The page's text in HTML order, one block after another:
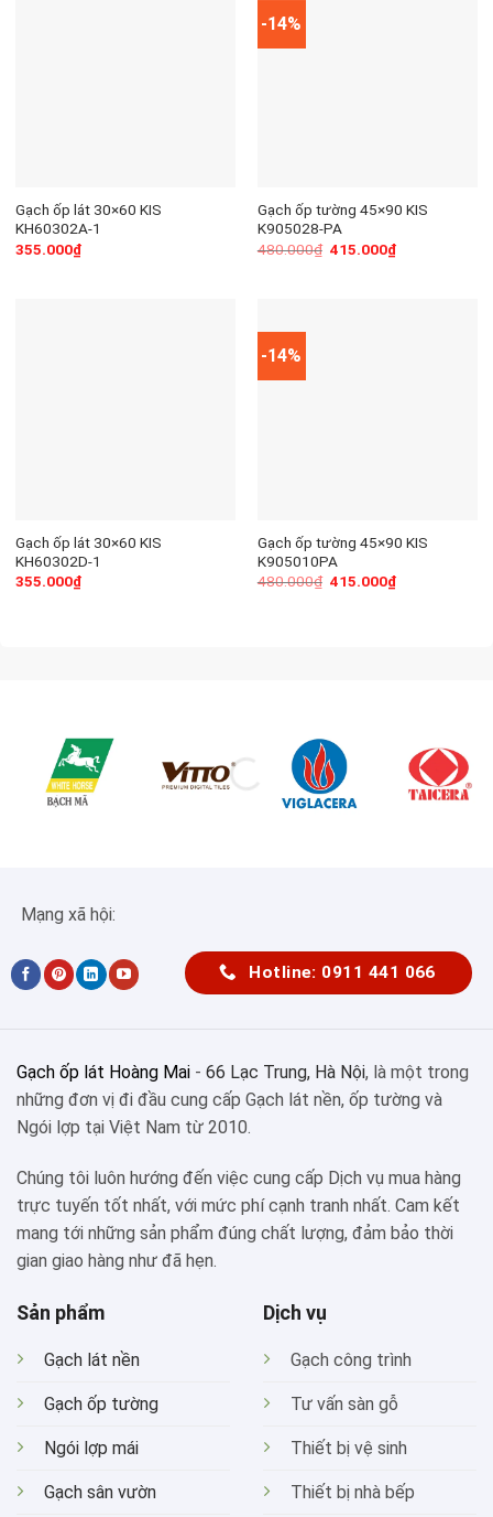
Gạch ốp lát 30×60 KIS
KH60302A-1
355.000₫
-14%
Gạch ốp tường 45×90 KIS
K905028-PA
480.000₫ 415.000₫
Gạch ốp lát 30×60 KIS
KH60302D-1
355.000₫
-14%
Gạch ốp tường 45×90 KIS
K905010PA
480.000₫ 415.000₫
Mạng xã hội:
Hotline: 0911 441 066
Gạch ốp lát Hoàng Mai - 66 Lạc Trung, Hà Nội, là một trong
những đơn vị đi đầu cung cấp Gạch lát nền, ốp tường và
Ngói lợp tại Việt Nam từ 2010.
Chúng tôi luôn hướng đến việc cung cấp Dịch vụ mua hàng
trực tuyến tốt nhất, với mức phí cạnh tranh nhất. Cam kết
mang tới những sản phẩm đúng chất lượng, đảm bảo thời
gian giao hàng như đã hẹn.
Sản phẩm
Gạch lát nền
Gạch ốp tường
Ngói lợp mái
Gạch sân vườn
Dịch vụ
Gạch công trình
Tư vấn sàn gỗ
Thiết bị vệ sinh
Thiết bị nhà bếp